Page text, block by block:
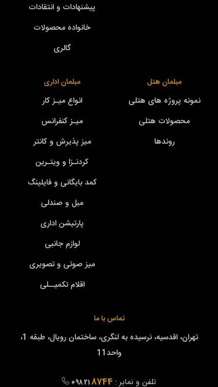
پیشنهادات و انتقادات
خانواده محصولات
گالری
مبلمان هتل
نمونه پروژه های هتلی
محصولات هتلی
روندها
مبلمان اداری
انواع میـز کار
میـز کنفرانس
میز پذیرش و کانتر
کردنـزا و ویتـرین
کمد بایگانی و فایلینگ
مبل و صندلی
پارتیشن اداری
لوازم جانبی
میز صوتی و تصویری
اقلام تکمیــلی
تماس با ما
تهران، اقدسیه، نرسیده به لنگری، ساختمان رویال، طبقه 1،
واحد11
تلفن و نمابر : +98 218744